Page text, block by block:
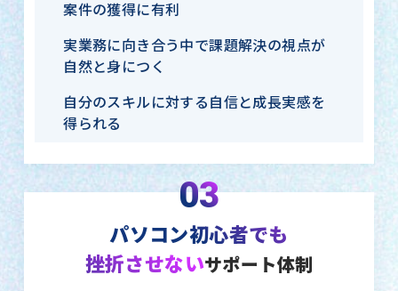
案件の獲得に有利
実業務に向き合う中で課題解決の視点が
自然と身につく
自分のスキルに対する自信と成長実感を
得られる
03
パソコン初心者でも
挫折させないサポート体制